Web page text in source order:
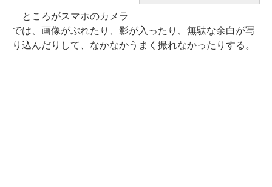
ところがスマホのカメラ
では、画像がぶれたり、影が入ったり、無駄な余白が写
り込んだりして、なかなかうまく撮れなかったりする。